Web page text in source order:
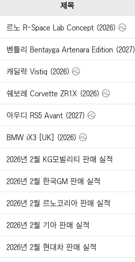
제목
르노 R-Space Lab Concept (2026)
벤틀리 Bentayga Artenara Edition (2027)
캐딜락 Vistiq (2026)
쉐보레 Corvette ZR1X (2026)
아우디 RS5 Avant (2027)
BMW iX3 [UK] (2026)
2026년 2월 KG모빌리티 판매 실적
2026년 2월 한국GM 판매 실적
2026년 2월 르노코리아 판매 실적
2026년 2월 기아 판매 실적
2026년 2월 현대차 판매 실적